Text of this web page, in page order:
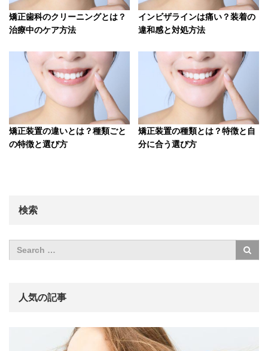
矯正歯科のクリーニングとは？
治療中のケア方法
インビザラインは痛い？装着の
違和感と対処方法
矯正装置の違いとは？種類ごと
の特徴と選び方
矯正装置の種類とは？特徴と自
分に合う選び方
検索
人気の記事